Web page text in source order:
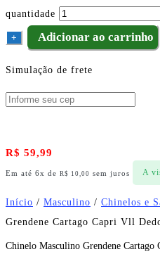
quantidade
+ Adicionar ao carrinho
Simulação de frete
R$ 59,99
Em até 6x de R$ 10,00 sem juros A
Início / Masculino / Chinelos e
Grendene Cartago Capri Vll
Chinelo Masculino Grendene